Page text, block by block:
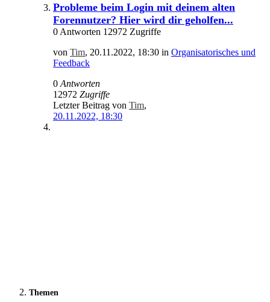
Probleme beim Login mit deinem alten
Forennutzer? Hier wird dir geholfen...
0 Antworten 12972 Zugriffe
von Tim, 20.11.2022, 18:30 in Organisatorisches und
Feedback
0 Antworten
12972 Zugriffe
Letzter Beitrag von Tim,
20.11.2022, 18:30
Themen